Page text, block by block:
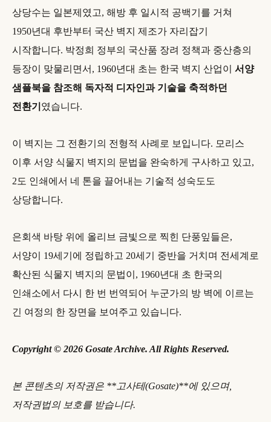
상당수는 일본제였고, 해방 후 일시적 공백기를 거쳐
1950년대 후반부터 국산 벽지 제조가 자리잡기
시작합니다. 박정희 정부의 국산품 장려 정책과 중산층의
등장이 맞물리면서, 1960년대 초는 한국 벽지 산업이 서양
샘플북을 참조해 독자적 디자인과 기술을 축적하던
전환기 였습니다.
이 벽지는 그 전환기의 전형적 사례로 보입니다. 모리스
이후 서양 식물지 벽지의 문법을 완숙하게 구사하고 있고,
2도 인쇄에서 네 톤을 끌어내는 기술적 성숙도도
상당합니다.
은회색 바탕 위에 올리브 금빛으로 찍힌 단풍잎들은,
서양이 19세기에 정립하고 20세기 중반을 거치며 전세계로
확산된 식물지 벽지의 문법이, 1960년대 초 한국의
인쇄소에서 다시 한 번 번역되어 누군가의 방 벽에 이르는
긴 여정의 한 장면을 보여주고 있습니다.
Copyright © 2026 Gosate Archive. All Rights Reserved.
본 콘텐츠의 저작권은 **고사테(Gosate)**에 있으며,
저작권법의 보호를 받습니다.